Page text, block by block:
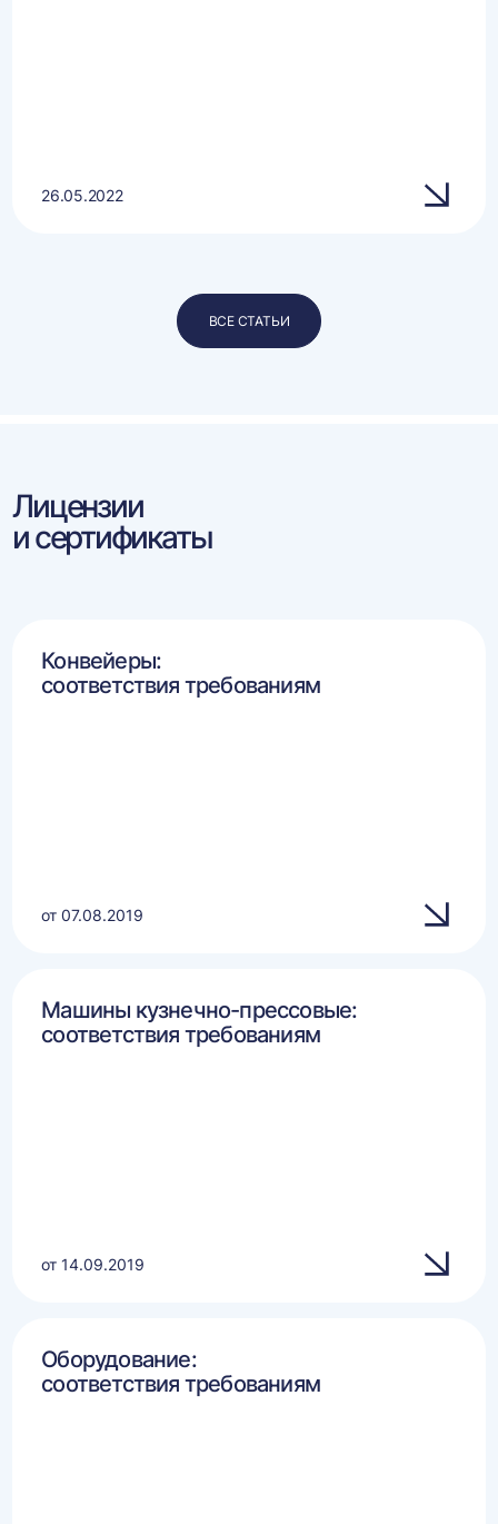
26.05.2022
ВСЕ СТАТЬИ
Лицензии
и сертификаты
Конвейеры:
соответствия требованиям
от 07.08.2019
Машины кузнечно-прессовые:
соответствия требованиям
от 14.09.2019
Оборудование:
соответствия требованиям